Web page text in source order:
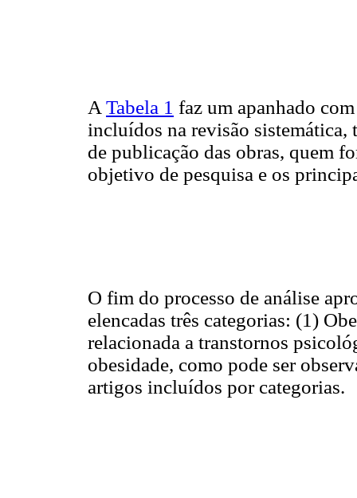
A Tabela 1 faz um apanhado
incluídos na revisão sistemática,
de publicação das obras, quem
objetivo de pesquisa e os
O fim do processo de análise
elencadas três categorias: (1)
relacionada a transtornos
obesidade, como pode ser
artigos incluídos por categorias.